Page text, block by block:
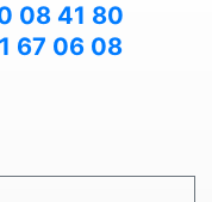
08 41 80
67 06 08